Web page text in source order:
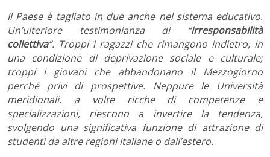
Il Paese è tagliato in due anche nel sistema educativo.
Un’ulteriore testimonianza di “irresponsabilità
collettiva”. Troppi i ragazzi che rimangono indietro, in
una condizione di deprivazione sociale e culturale;
troppi i giovani che abbandonano il Mezzogiorno
perché privi di prospettive. Neppure le Università
meridionali, a volte ricche di competenze e
specializzazioni, riescono a invertire la tendenza,
svolgendo una significativa funzione di attrazione di
studenti da altre regioni italiane o dall’estero.